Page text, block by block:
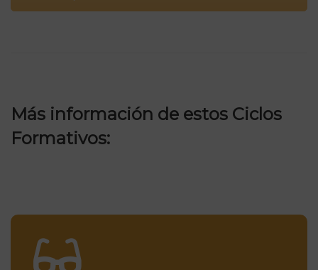
Más información de estos Ciclos
Formativos: